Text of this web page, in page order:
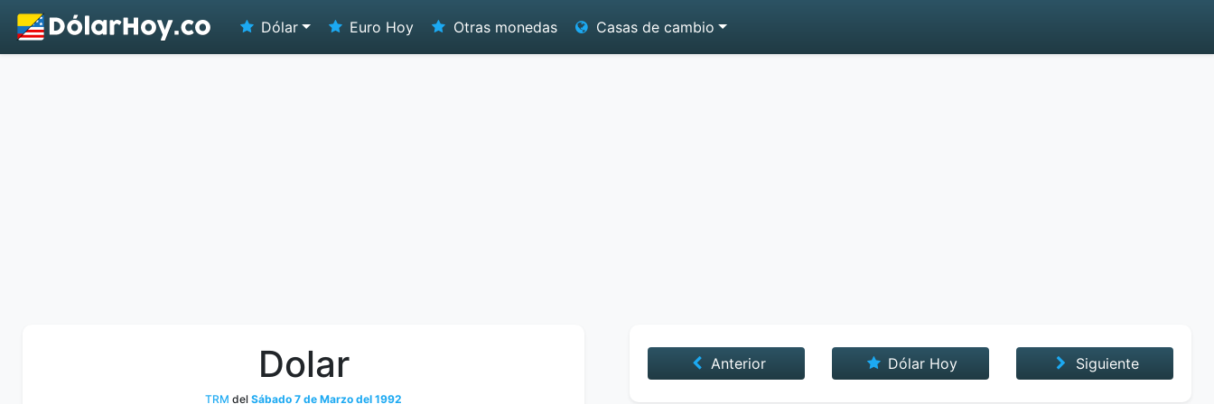
Dólar Euro Hoy Otras monedas Casas de cambio
Dolar
TRM del Sábado 7 de Marzo del 1992
Anterior Dólar Hoy Siguiente